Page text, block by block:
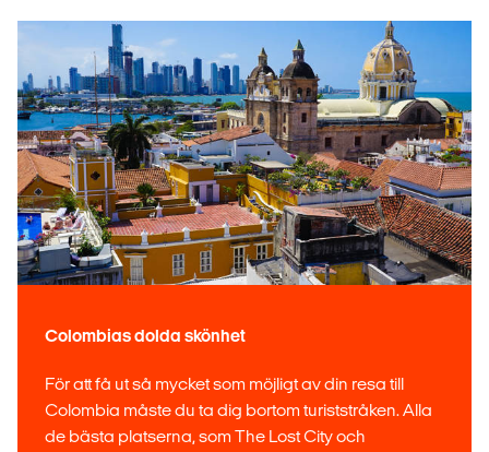
Colombias dolda skönhet
För att få ut så mycket som möjligt av din resa till
Colombia måste du ta dig bortom turiststråken. Alla
de bästa platserna, som The Lost City och